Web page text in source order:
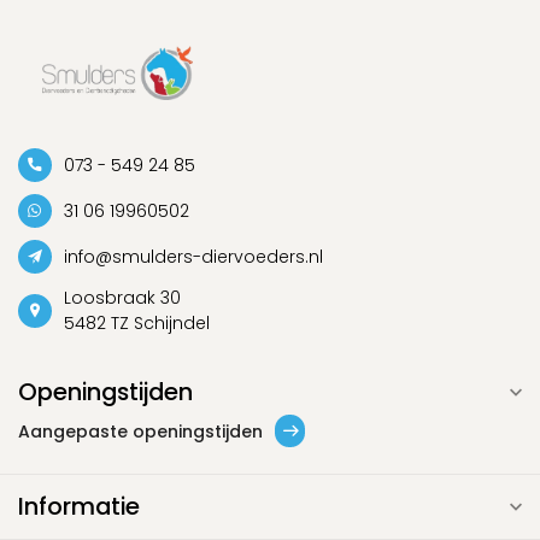
073 - 549 24 85
31 06 19960502
info@smulders-diervoeders.nl
Loosbraak 30
5482 TZ Schijndel
Openingstijden
Aangepaste openingstijden
Informatie